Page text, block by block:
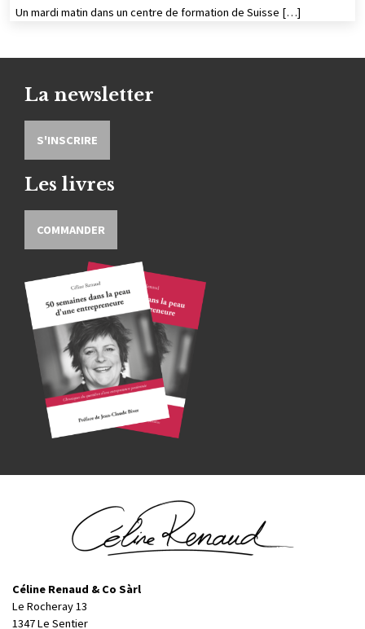
Un mardi matin dans un centre de formation de Suisse […]
La newsletter
S'INSCRIRE
Les livres
COMMANDER
Céline Renaud & Co Sàrl
Le Rocheray 13
1347 Le Sentier